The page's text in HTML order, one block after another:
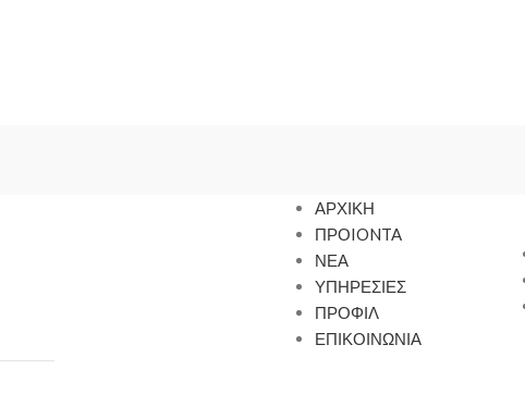
ΑΡΧΙΚΗ
ΠΡΟIONTA
ΝΕΑ
ΥΠΗΡΕΣΙΕΣ
ΠΡΟΦΙΛ
ΕΠΙΚΟΙΝΩΝΙΑ